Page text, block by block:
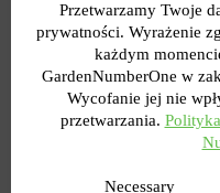
Zimą grunt jest mocno
roślin. Delikatnie
truskawek. Wiosną
do korzeni, luźna gleba
małych wygodnych
Przetwarzamy Twoje
prywatności. Wyrażenie
każdym
GardenNumberOne w
Wycofanie jej nie
przetwarzania.
Necessary